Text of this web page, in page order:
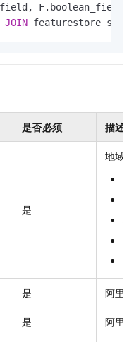
JOIN featurestore_sink
是否必须 描述
是
地域
是 阿里
是 阿里